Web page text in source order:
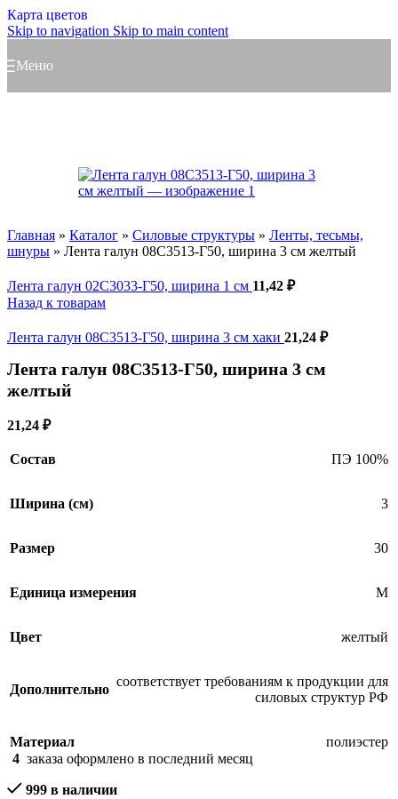
Карта цветов
Skip to navigation Skip to main content
Меню
Главная » Каталог » Силовые структуры » Ленты, тесьмы,
шнуры » Лента галун 08С3513-Г50, ширина 3 см желтый
Лента галун 02С3033-Г50, ширина 1 см 11,42 ₽
Назад к товарам
Лента галун 08С3513-Г50, ширина 3 см хаки 21,24 ₽
Лента галун 08С3513-Г50, ширина 3 см
желтый
21,24 ₽
Состав ПЭ 100%
Ширина (см) 3
Размер 30
Единица измерения М
Цвет желтый
Дополнительно
соответствует требованиям к продукции для
силовых структур РФ
Материал
полиэстер
4 заказа оформлено в последний месяц
999 в наличии